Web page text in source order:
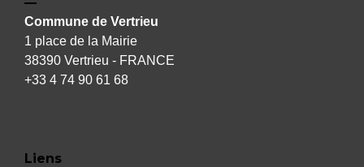
Commune de Vertrieu
1 place de la Mairie
38390 Vertrieu - FRANCE
+33 4 74 90 61 68
Liens